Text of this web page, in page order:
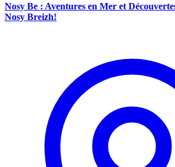
Nosy Be : Aventures en Mer et
Nosy Breizh!